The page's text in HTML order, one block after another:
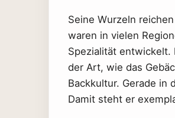
Seine Wurzeln
waren in vielen
Spezialität entwickelt.
der Art, wie das
Backkultur. Gerade in
Damit steht er